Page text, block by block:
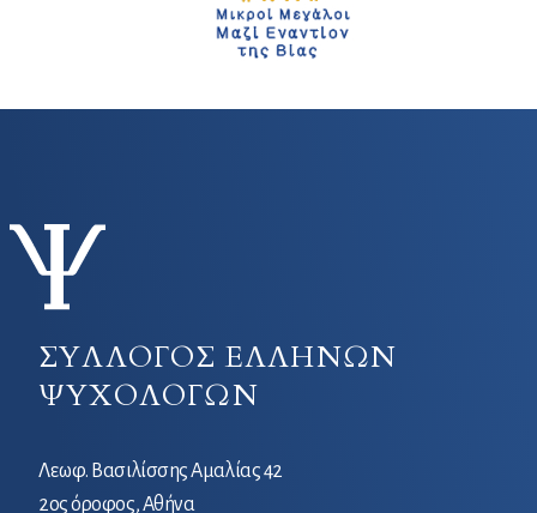
ΣΥΛΛΟΓΟΣ ΕΛΛΗΝΩΝ
ΨΥΧΟΛΟΓΩΝ
Λεωφ. Βασιλίσσης Αμαλίας 42
2ος όροφος, Αθήνα